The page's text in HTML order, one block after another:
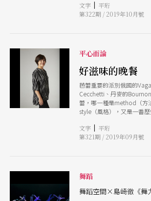
還是只能用體會呢？如果對
抄課的執行與自主運作的分
文字 | 平珩
第322期 / 2019年10月號
平心而論
好滋味的晚餐
芭蕾重要的派別俄國的
Cecchetti、丹麥的
蕾，哪一種是method（方
style（風格），又是一番
「憤青」，悍衛著自己的研
以佐證，為飯局增添了不少
文字 | 平珩
第321期 / 2019年09月號
舞蹈
舞蹈空間×島崎徹《舞